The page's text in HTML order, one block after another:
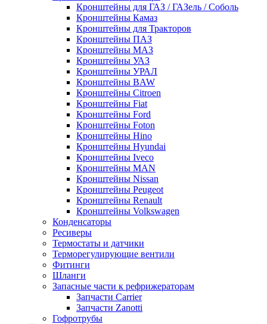
Кронштейны для ГАЗ / ГАЗель / Соболь
Кронштейны Камаз
Кронштейны для Тракторов
Кронштейны ПАЗ
Кронштейны МАЗ
Кронштейны УАЗ
Кронштейны УРАЛ
Кронштейны BAW
Кронштейны Citroen
Кронштейны Fiat
Кронштейны Ford
Кронштейны Foton
Кронштейны Hino
Кронштейны Hyundai
Кронштейны Iveco
Кронштейны MAN
Кронштейны Nissan
Кронштейны Peugeot
Кронштейны Renault
Кронштейны Volkswagen
Конденсаторы
Ресиверы
Термостаты и датчики
Терморегулирующие вентили
Фитинги
Шланги
Запасные части к рефрижераторам
Запчасти Carrier
Запчасти Zanotti
Гофротрубы